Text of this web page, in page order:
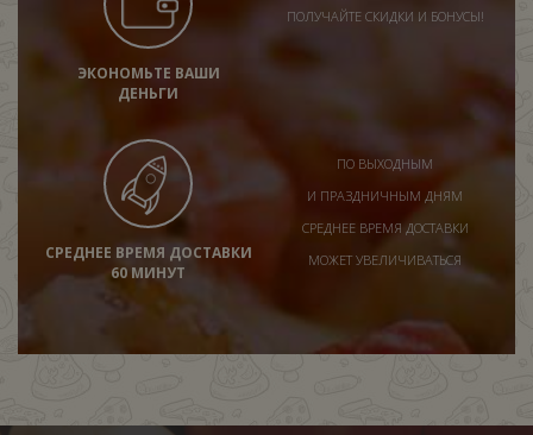
ЭКОНОМЬТЕ ВАШИ
ДЕНЬГИ
ПОЛУЧАЙТЕ СКИДКИ И БОНУСЫ!
СРЕДНЕЕ ВРЕМЯ ДОСТАВКИ
60 МИНУТ
ПО ВЫХОДНЫМ
И ПРАЗДНИЧНЫМ ДНЯМ
СРЕДНЕЕ ВРЕМЯ ДОСТАВКИ
МОЖЕТ УВЕЛИЧИВАТЬСЯ